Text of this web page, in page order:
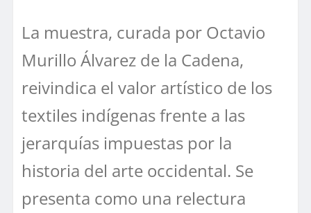
La muestra, curada por Octavio
Murillo Álvarez de la Cadena,
reivindica el valor artístico de los
textiles indígenas frente a las
jerarquías impuestas por la
historia del arte occidental. Se
presenta como una relectura